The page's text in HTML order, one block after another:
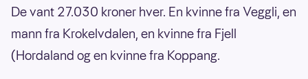
De vant 27.030 kroner hver. En kvinne fra Veggli, en
mann fra Krokelvdalen, en kvinne fra Fjell
(Hordaland og en kvinne fra Koppang.